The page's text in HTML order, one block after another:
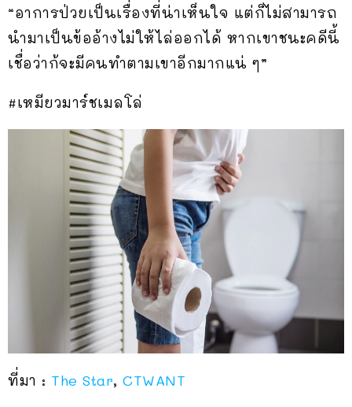
“อาการป่วยเป็นเรื่องที่น่าเห็นใจ แต่ก็ไม่สามารถ
นำมาเป็นข้ออ้างไม่ให้ไล่ออกได้ หากเขาชนะคดีนี้
เชื่อว่าก้จะมีคนทำตามเขาอีกมากแน่ ๆ”
#เหมียวมาร์ชเมลโล่
ที่มา : The Star, CTWANT